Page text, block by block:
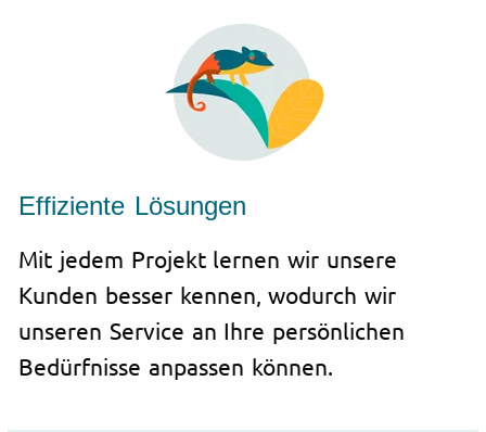
Effiziente Lösungen
Mit jedem Projekt lernen wir unsere
Kunden besser kennen, wodurch wir
unseren Service an Ihre persönlichen
Bedürfnisse anpassen können.